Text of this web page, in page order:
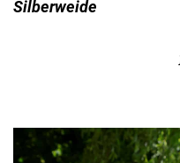
Silberweide